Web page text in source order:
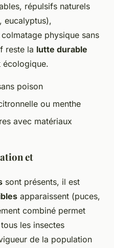
répulsifs naturels
eucalyptus),
physique sans
reste la lutte durable
écologique.
poison
ou menthe
avec matériaux
et
sont présents, il est
apparaissent (puces,
combiné permet
les insectes
de la population